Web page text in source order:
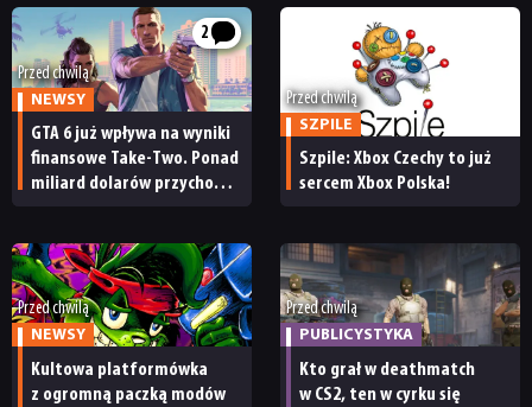
PUBLICYSTYKA
KULTURA
RETRO
TECHNOLOGIE
DYSKUSJE
2
Przed chwilą
NEWSY
GTA 6 już wpływa na wyniki
finansowe Take-Two. Ponad
miliard dolarów przychodu
Przed chwilą
SZPILE
Szpile: Xbox Czechy to już
sercem Xbox Polska!
Przed chwilą
NEWSY
Kultowa platformówka
z ogromną paczką modów
Przed chwilą
PUBLICYSTYKA
Kto grał w deathmatch
w CS2, ten w cyrku się